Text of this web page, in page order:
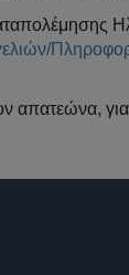
απατεώνα,